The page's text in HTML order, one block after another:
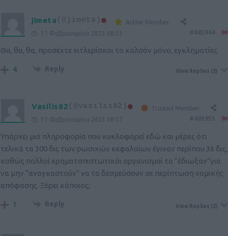
jimeta
Active Member
17 Φεβρουαρίου 2023 08:23
Θα, θα, θα, προσέχτε χιτλερίσκοι το καλσόν μόνο, εγκληματίες.
4 Reply View Replies (2)
Vasilis82
Trusted Member
17 Φεβρουαρίου 2023 08:57
Υπάρχει μια πληροφορία που κυκλοφορεί εδώ και μέρες ότι
τελικά τα 300 δις των ρωσικών κεφαλαίων έγιναν περίπου 36 δις,
καθώς πολλοί χρηματοπιστωτικόι οργανισμοί τα “έδιωξαν”για
να μην “αναγκαστούν” να τα δεσμεύσουν σε περίπτωση νομικής
απόφασης. Ξέρει κάποιος;
1 Reply View Replies (2)